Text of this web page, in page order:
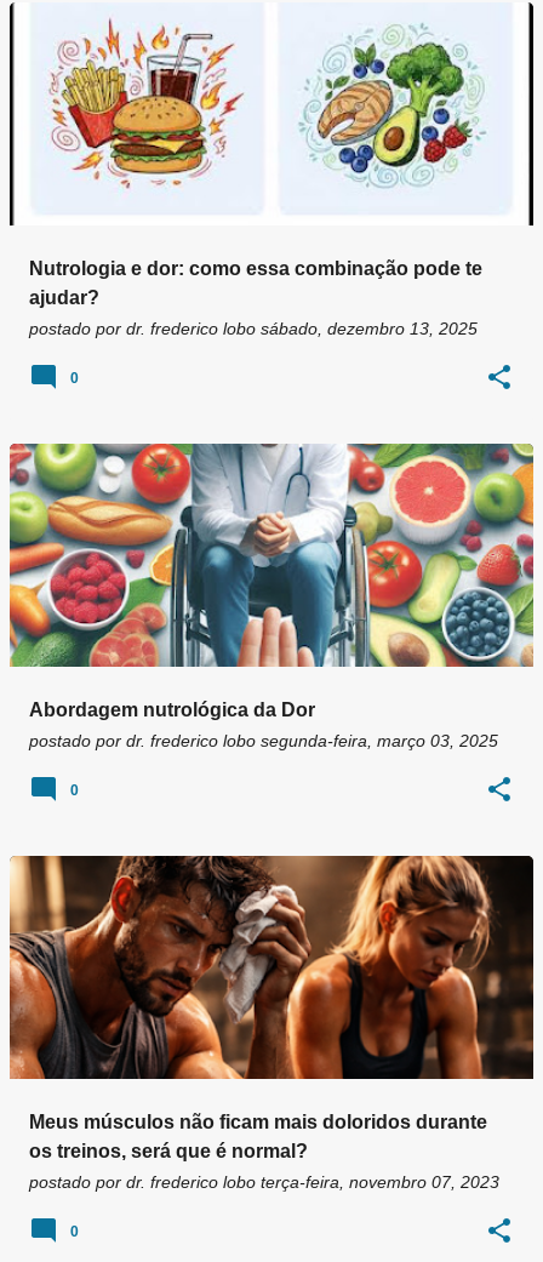
Nutrologia e dor: como essa combinação pode te
ajudar?
postado por dr. frederico lobo sábado, dezembro 13, 2025
0
Abordagem nutrológica da Dor
postado por dr. frederico lobo segunda-feira, março 03, 2025
0
Meus músculos não ficam mais doloridos durante
os treinos, será que é normal?
postado por dr. frederico lobo terça-feira, novembro 07, 2023
0